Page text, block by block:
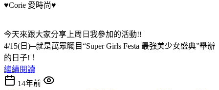
♥Corie 愛時尚♥
今天來跟大家分享上周日我參加的活動!!
4/15(日)─就是萬眾矚目“Super Girls Festa 最強美少女盛典”舉辦
的日子!！
繼續閱讀
14年前